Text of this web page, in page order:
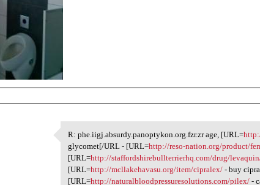
R: phe.iigj.absurdy
R: phe.iigj.absurdy.panoptykon.org.fzr.zr age, [URL=
glycomet[/URL - [URL=http://reso-nation.org/product/
[URL=http://staffordshirebullterrierhq.com/drug/
[URL=http://mcllakehavasu.org/item/cipralex/ - buy
[URL=http://naturalbloodpressuresolutions.com/pilex/ -